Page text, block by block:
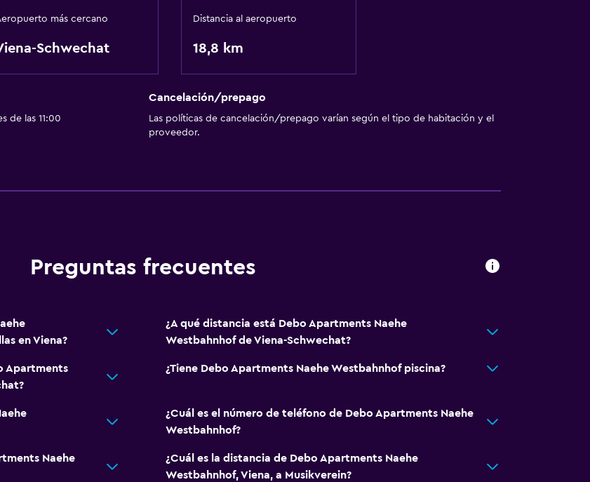
más cercano
Schwechat
Distancia al aeropuerto
18,8 km
de las 11:00
Cancelación/prepago
Las políticas de cancelación/prepago varían según el tipo de habitación y el
proveedor.
Preguntas frecuentes
en Viena?
¿A qué distancia está Debo Apartments Naehe
Westbahnhof de Viena-Schwechat?
Apartments
¿Tiene Debo Apartments Naehe Westbahnhof piscina?
¿Cuál es el número de teléfono de Debo Apartments Naehe
Westbahnhof?
Naehe
¿Cuál es la distancia de Debo Apartments Naehe
Westbahnhof, Viena, a Musikverein?